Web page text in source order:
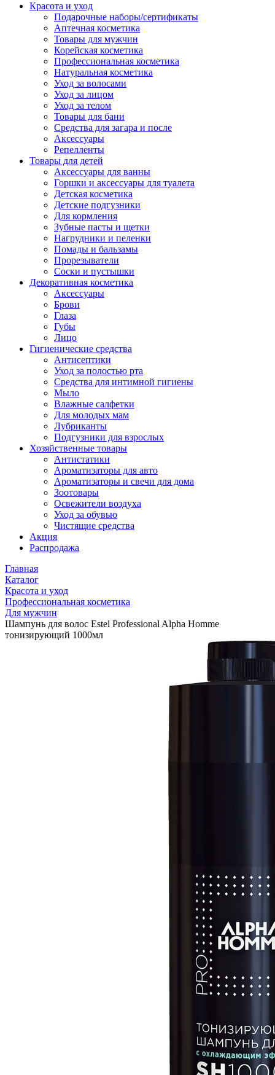
Красота и уход
Подарочные наборы/сертификаты
Аптечная косметика
Товары для мужчин
Корейская косметика
Профессиональная косметика
Натуральная косметика
Уход за волосами
Уход за лицом
Уход за телом
Товары для бани
Средства для загара и после
Аксессуары
Репелленты
Товары для детей
Аксессуары для ванны
Горшки и аксессуары для туалета
Детская косметика
Детские подгузники
Для кормления
Зубные пасты и щетки
Нагрудники и пеленки
Помады и бальзамы
Прорезыватели
Соски и пустышки
Декоративная косметика
Аксессуары
Брови
Глаза
Губы
Лицо
Гигиенические средства
Антисептики
Уход за полостью рта
Средства для интимной гигиены
Мыло
Влажные салфетки
Для молодых мам
Лубриканты
Подгузники для взрослых
Хозяйственные товары
Антистатики
Ароматизаторы для авто
Ароматизаторы и свечи для дома
Зоотовары
Освежители воздуха
Уход за обувью
Чистящие средства
Акция
Распродажа
Главная
Каталог
Красота и уход
Профессиональная косметика
Для мужчин
Шампунь для волос Estel Professional Alpha Homme
тонизирующий 1000мл